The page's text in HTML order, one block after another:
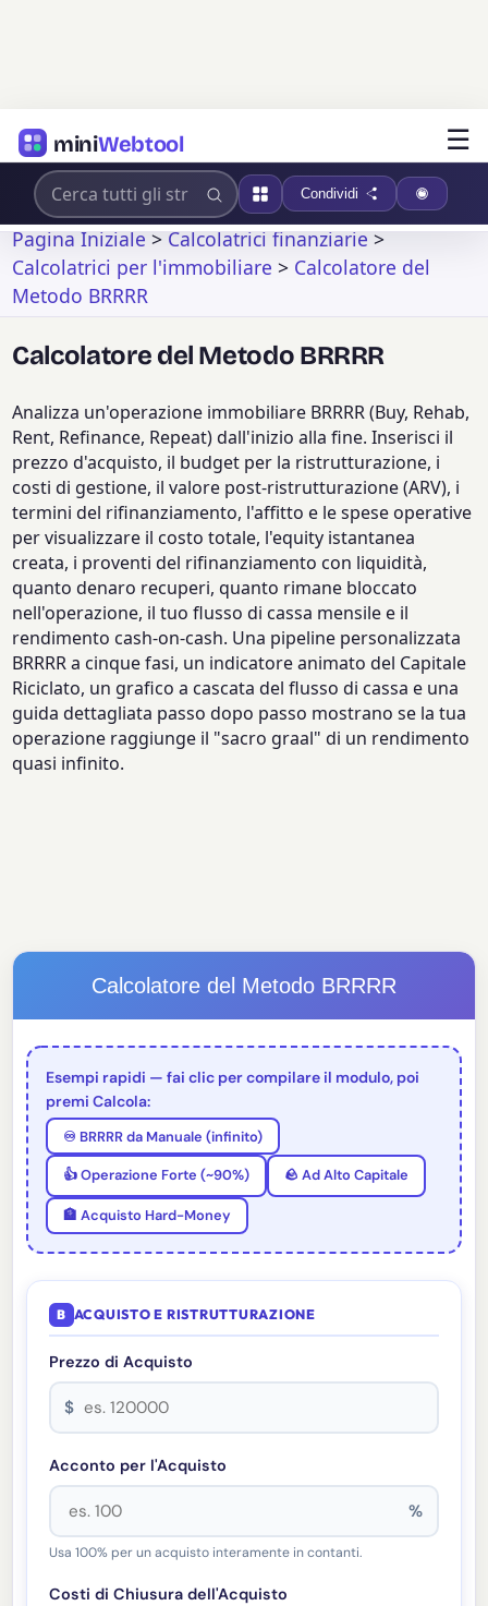
miniWebtool ☰
Condividi
Pagina Iniziale>Calcolatrici finanziarie>
Calcolatrici per l'immobiliare > Calcolatore del
Metodo BRRRR
Calcolatore del Metodo BRRRR
Analizza un'operazione immobiliare BRRRR (Buy, Rehab,
Rent, Refinance, Repeat) dall'inizio alla fine. Inserisci il
prezzo d'acquisto, il budget per la ristrutturazione, i
costi di gestione, il valore post-ristrutturazione (ARV), i
termini del rifinanziamento, l'affitto e le spese operative
per visualizzare il costo totale, l'equity istantanea
creata, i proventi del rifinanziamento con liquidità,
quanto denaro recuperi, quanto rimane bloccato
nell'operazione, il tuo flusso di cassa mensile e il
rendimento cash-on-cash. Una pipeline personalizzata
BRRRR a cinque fasi, un indicatore animato del Capitale
Riciclato, un grafico a cascata del flusso di cassa e una
guida dettagliata passo dopo passo mostrano se la tua
operazione raggiunge il "sacro graal" di un rendimento
quasi infinito.
Calcolatore del Metodo BRRRR
Esempi rapidi — fai clic per compilare il modulo, poi
premi Calcola:
♾️ BRRRR da Manuale (infinito)
👍 Operazione Forte (~90%) 🪨 Ad Alto Capitale
🏦 Acquisto Hard-Money
B ACQUISTO E RISTRUTTURAZIONE
Prezzo di Acquisto
$
Acconto per l'Acquisto
%
Usa 100% per un acquisto interamente in contanti.
Costi di Chiusura dell'Acquisto